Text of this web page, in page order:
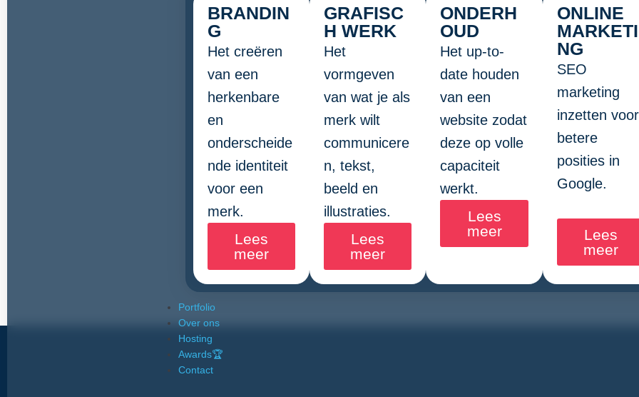
BRANDIN
G
Het creëren
van een
herkenbare
en
onderscheide
nde identiteit
voor een
merk.
Lees
meer
GRAFISC
H WERK
Het
vormgeven
van wat je als
merk wilt
communicere
n, tekst,
beeld en
illustraties.
Lees
meer
ONDERH
OUD
Het up-to-
date houden
van een
website zodat
deze op volle
capaciteit
werkt.
Lees
meer
ONLINE
MARKETI
NG
SEO
marketing
inzetten voor
betere
posities in
Google.
Lees
meer
Portfolio
Over ons
Hosting
Awards🏆
Contact